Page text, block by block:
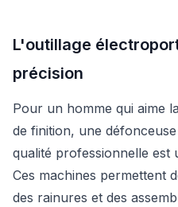
L'outillage
précision
Pour un homme qui aime
de finition, une
qualité professionnelle est
Ces machines permettent
des rainures et des